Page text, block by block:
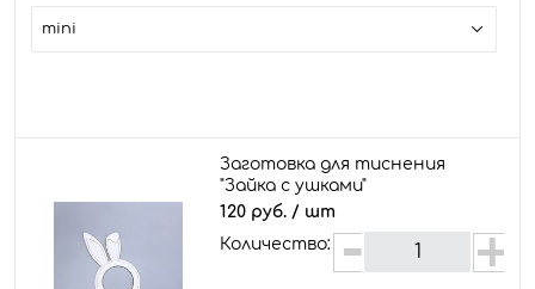
mini
Заготовка для тиснения
"Зайка с ушками"
120 руб. / шт
Количество: